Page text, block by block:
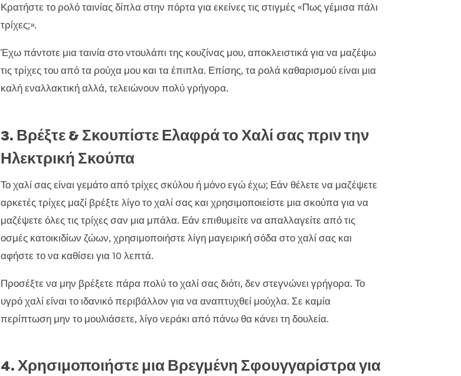
Κρατήστε το ρολό ταινίας δίπλα στην πόρτα για εκείνες τις στιγμές «Πως γέμισα πάλι
τρίχες;».
Έχω πάντοτε μια ταινία στο ντουλάπι της κουζίνας μου, αποκλειστικά για να μαζέψω
τις τρίχες του από τα ρούχα μου και τα έπιπλα. Επίσης, τα ρολά καθαρισμού είναι μια
καλή εναλλακτική αλλά, τελειώνουν πολύ γρήγορα.
3. Βρέξτε & Σκουπίστε Ελαφρά το Χαλί σας πριν την
Ηλεκτρική Σκούπα
Το χαλί σας είναι γεμάτο από τρίχες σκύλου ή μόνο εγώ έχω; Εάν θέλετε να μαζέψετε
αρκετές τρίχες μαζί βρέξτε λίγο το χαλί σας και χρησιμοποιείστε μια σκούπα για να
μαζέψετε όλες τις τρίχες σαν μια μπάλα. Εάν επιθυμείτε να απαλλαγείτε από τις
οσμές κατοικιδίων ζώων, χρησιμοποιήστε λίγη μαγειρική σόδα στο χαλί σας και
αφήστε το να καθίσει για 10 λεπτά.
Προσέξτε να μην βρέξετε πάρα πολύ το χαλί σας διότι, δεν στεγνώνει γρήγορα. Το
υγρό χαλί είναι το ιδανικό περιβάλλον για να αναπτυχθεί μούχλα. Σε καμία
περίπτωση μην το μουλιάσετε, λίγο νεράκι από πάνω θα κάνει τη δουλεία.
4. Χρησιμοποιήστε μια Βρεγμένη Σφουγγαρίστρα για